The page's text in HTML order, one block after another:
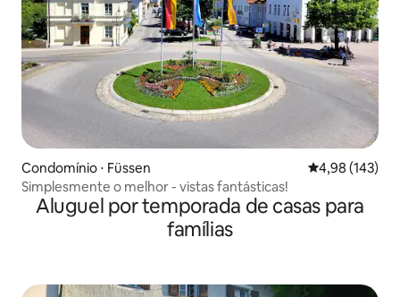
Condomínio ⋅ Füssen 4,98 de uma
4,98 (143)
Simplesmente o melhor - vistas fantásticas!
Aluguel por temporada de casas para
famílias